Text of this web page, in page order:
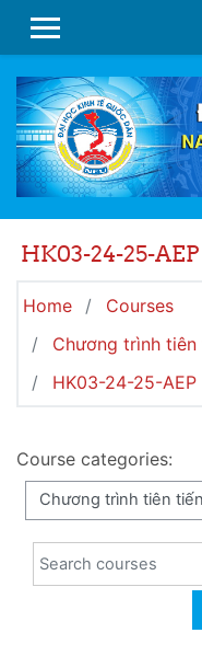
SIDE PANEL
HK03-24-25-AEP
Home
Courses
Chương trình tiên
HK03-24-25-AEP
Course categories:
Search courses